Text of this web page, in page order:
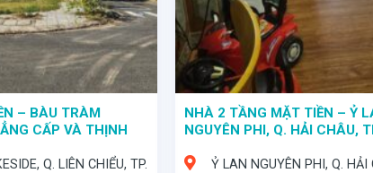
– BÀU TRÀM
CẤP VÀ THỊNH
Q. LIÊN CHIỂU, TP.
NHÀ 2 TẦNG MẶT TIỀN – Ỷ
NGUYÊN PHI, Q. HẢI CHÂU,
Ỷ LAN NGUYÊN PHI, Q. HẢI